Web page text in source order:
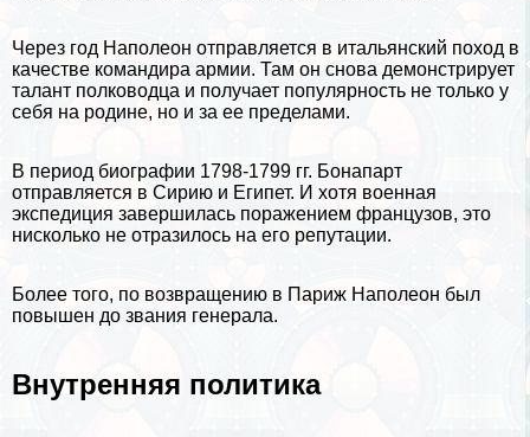
Через год Наполеон отправляется в итальянский поход в
качестве комaндира армии. Там он снова демонстрирует
талант полководца и получает популярность не только у
себя на родине, но и за ее пределами.
В период биографии 1798-1799 гг. Бонапарт
отправляется в Сирию и Египет. И хотя военная
экспедиция завершилась поражением французов, это
нисколько не отразилось на его репутации.
Более того, по возвращению в Париж Наполеон был
повышен до звания генерала.
Внутренняя политика